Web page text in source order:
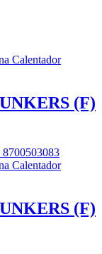
Calentador
(F)
Calentador
(F)